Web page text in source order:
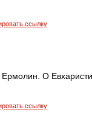
ссылку
О
ссылку